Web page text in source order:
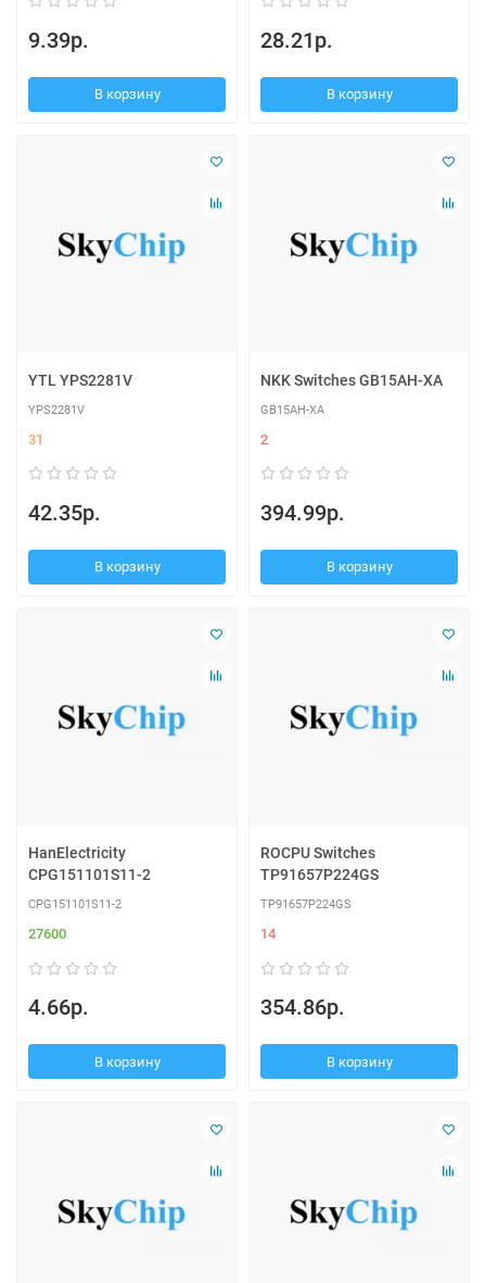
9.39р.
В корзину
28.21р.
В корзину
YTL YPS2281V
YPS2281V
31
42.35р.
В корзину
NKK Switches GB15AH-XA
GB15AH-XA
2
394.99р.
В корзину
HanElectricity
CPG151101S11-2
CPG151101S11-2
27600
4.66р.
В корзину
ROCPU Switches
TP91657P224GS
TP91657P224GS
14
354.86р.
В корзину